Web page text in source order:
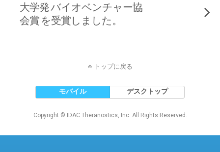
大学発 バイオベンチャー協
会賞 を受賞しました。
トップに戻る
モバイル デスクトップ
Copyright © IDAC Theranostics, Inc. All Rights Reserved.